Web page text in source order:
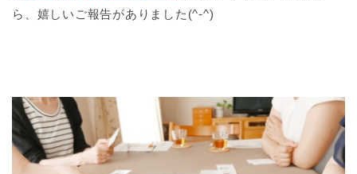
ら、嬉しいご報告がありました(^-^)